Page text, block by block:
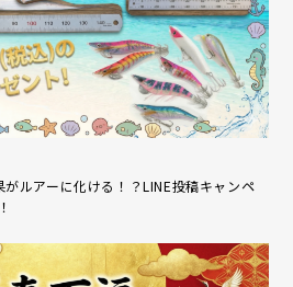
がルアーに化ける！？LINE投稿キャンペ